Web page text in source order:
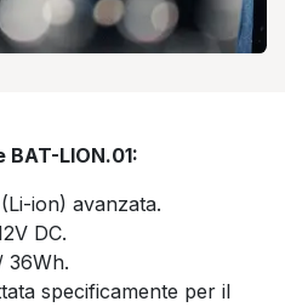
LION.01:
ion) avanzata.
DC.
36Wh.
specificamente per il